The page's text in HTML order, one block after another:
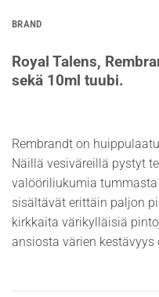
BRAND
Royal Talens,
sekä 10ml tuubi.
Rembrandt on
Näillä vesiväreillä pystyt
valööriliukumia
sisältävät erittäin paljon
kirkkaita värikylläisiä
ansiosta värien